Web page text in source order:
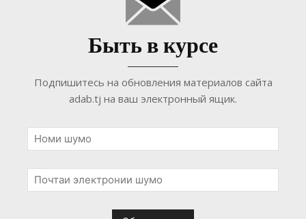
Быть в курсе
Подпишитесь на обновления материалов сайта
adab.tj на ваш электронный ящик.